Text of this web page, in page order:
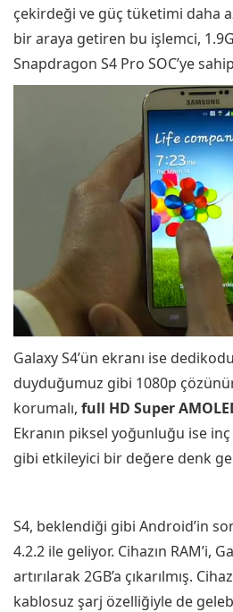
çekirdeği ve güç tüketimi daha
bir araya getiren bu işlemci,
Snapdragon S4 Pro SOC’ye
Galaxy S4’ün ekranı ise
duyduğumuz gibi 1080p
korumalı, full HD Super
Ekranın piksel yoğunluğu ise inç
gibi etkileyici bir değere denk
S4, beklendiği gibi Android’in
4.2.2 ile geliyor. Cihazın RAM’i,
artırılarak 2GB’a çıkarılmış.
kablosuz şarj özelliğiyle de